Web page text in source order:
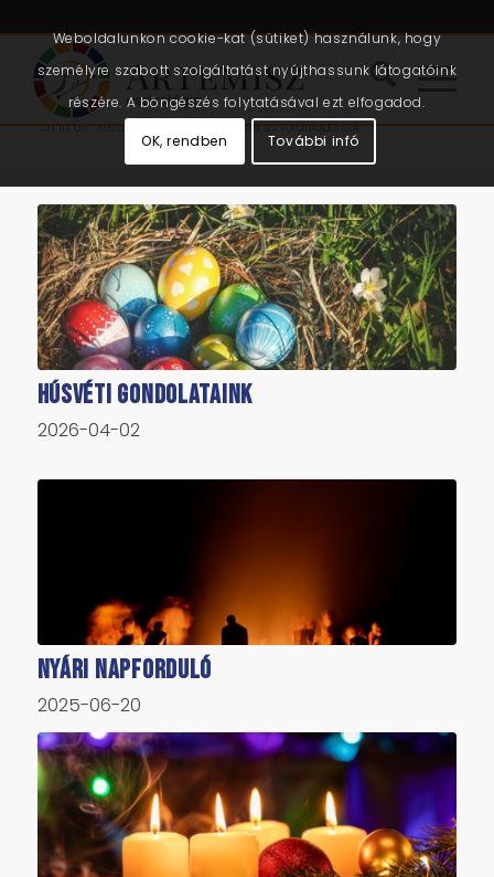
Ön itt áll: Kezdőlap kozmikus fordulópontok
Húsvéti gondolataink
2026-04-02
Nyári napforduló
2025-06-20
Weboldalunkon cookie-kat (sütiket) használunk, hogy
személyre szabott szolgáltatást nyújthassunk látogatóink
részére. A böngészés folytatásával ezt elfogadod.
OK, rendben További infó